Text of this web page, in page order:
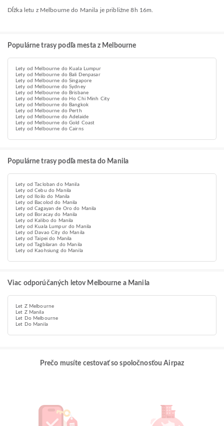
Dĺžka letu z Melbourne do Manila je približne 8h 16m.
Populárne trasy podľa mesta z Melbourne
Lety od Melbourne do Kuala Lumpur
Lety od Melbourne do Bali Denpasar
Lety od Melbourne do Singapore
Lety od Melbourne do Sydney
Lety od Melbourne do Brisbane
Lety od Melbourne do Ho Chi Minh City
Lety od Melbourne do Bangkok
Lety od Melbourne do Perth
Lety od Melbourne do Adelaide
Lety od Melbourne do Gold Coast
Lety od Melbourne do Cairns
Populárne trasy podľa mesta do Manila
Lety od Tacloban do Manila
Lety od Cebu do Manila
Lety od Iloilo do Manila
Lety od Bacolod do Manila
Lety od Cagayan de Oro do Manila
Lety od Boracay do Manila
Lety od Kalibo do Manila
Lety od Kuala Lumpur do Manila
Lety od Davao City do Manila
Lety od Taipei do Manila
Lety od Tagbilaran do Manila
Lety od Kaohsiung do Manila
Viac odporúčaných letov Melbourne a Manila
Let Z Melbourne
Let Z Manila
Let Do Melbourne
Let Do Manila
Prečo musíte cestovať so spoločnosťou Airpaz